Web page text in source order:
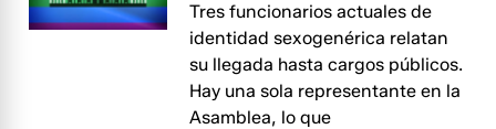
Tres funcionarios actuales de
identidad sexogenérica relatan
su llegada hasta cargos públicos.
Hay una sola representante en la
Asamblea, lo que